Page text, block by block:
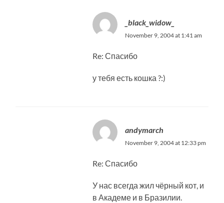
_black_widow_
November 9, 2004 at 1:41 am
Re: Спасибо
у тебя есть кошка ?:)
andymarch
November 9, 2004 at 12:33 pm
Re: Спасибо
У нас всегда жил чёрный кот, и
в Академе и в Бразилии.